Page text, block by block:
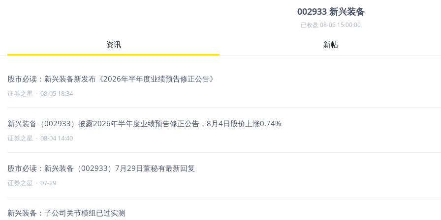
002933 新兴装备
已收盘 08-06 15:00:00
资讯 新帖
股市必读：新兴装备新发布《2026年半年度业绩预告修正公告》
证券之星 · 08-05 18:34
新兴装备（002933）披露2026年半年度业绩预告修正公告，8月4日股价上涨0.74%
证券之星 · 08-04 14:40
股市必读：新兴装备（002933）7月29日董秘有最新回复
证券之星 · 07-29
新兴装备：子公司关节模组已过实测